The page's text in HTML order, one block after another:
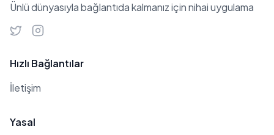
Ünlü dünyasıyla bağlantıda kalmanız için nihai uygulama
Hızlı Bağlantılar
İletişim
Yasal